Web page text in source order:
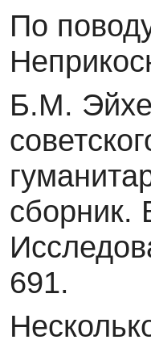
По
Б.М.
сборник.
691.